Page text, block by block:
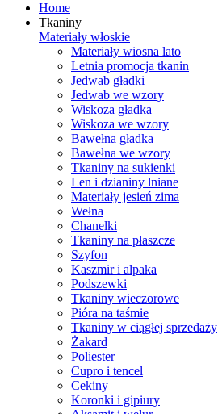
Home
Tkaniny
Materiały włoskie
Materiały wiosna lato
Letnia promocja tkanin
Jedwab gładki
Jedwab we wzory
Wiskoza gładka
Wiskoza we wzory
Bawełna gładka
Bawełna we wzory
Tkaniny na sukienki
Len i dzianiny lniane
Materiały jesień zima
Wełna
Chanelki
Tkaniny na płaszcze
Szyfon
Kaszmir i alpaka
Podszewki
Tkaniny wieczorowe
Pióra na taśmie
Tkaniny w ciągłej sprzedaży
Żakard
Poliester
Cupro i tencel
Cekiny
Koronki i gipiury